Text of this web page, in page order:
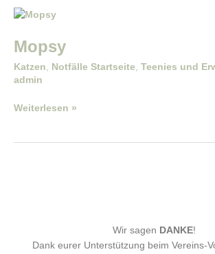
Mopsy
Katzen, Notfälle Startseite, Teenies und
admin
Mopsy
Weiterlesen »
Wir sagen DANKE!
Dank eurer Unterstützung beim Vereins-